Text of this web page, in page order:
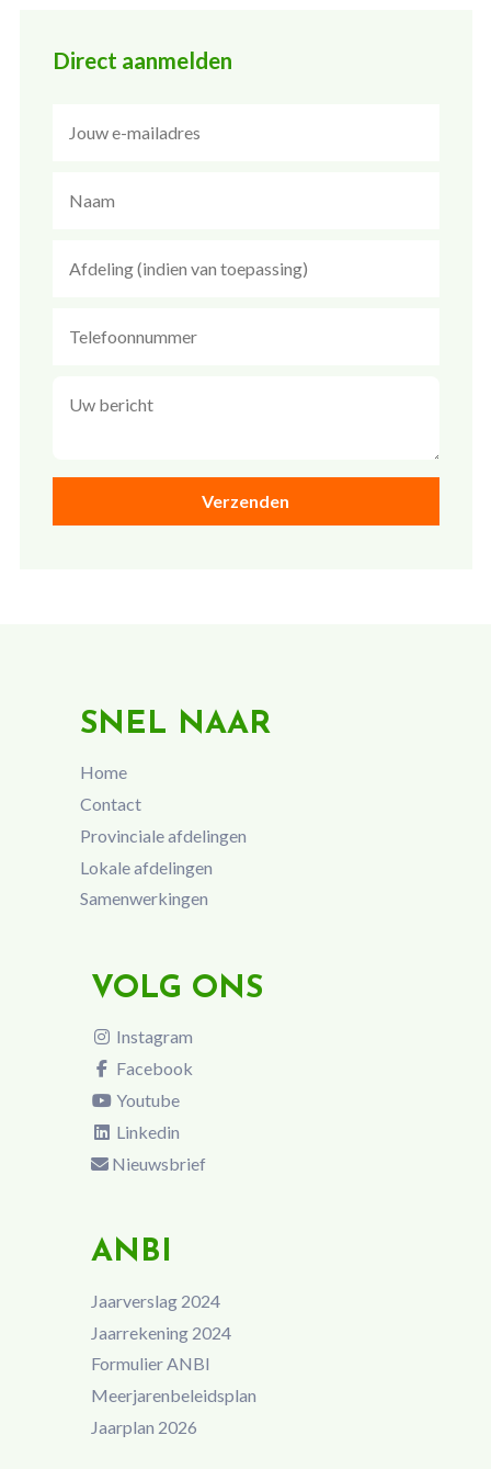
Direct aanmelden
SNEL NAAR
Home
Contact
Provinciale afdelingen
Lokale afdelingen
Samenwerkingen
VOLG ONS
Instagram
Facebook
Youtube
Linkedin
Nieuwsbrief
ANBI
Jaarverslag 2024
Jaarrekening 2024
Formulier ANBI
Meerjarenbeleidsplan
Jaarplan 2026